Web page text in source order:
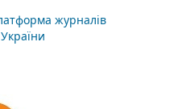
журналів